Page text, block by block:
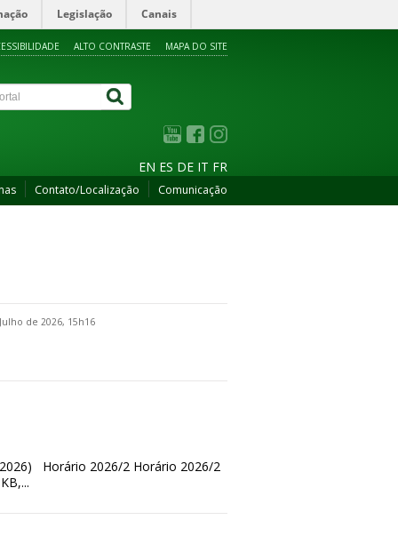
Legislação Canais
ALTO CONTRASTE MAPA DO SITE
EN ES DE IT FR
Contato/Localização Comunicação
de 2026, 15h16
Horário 2026/2 Horário 2026/2